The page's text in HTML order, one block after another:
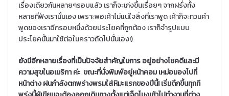
เรื่องเดียวกันหลายๆรอบแล้ว เราก็จะเก่งขึ้นเรื่อยๆ จากฝรั่งทั้ง
หลายที่ฟังเรานั่นเอง เพราะพอเค้าไม่แน่ใจสิ่งที่เราพูด เค้าก็จะทวนคำ
พูดของเราอีกรอบหนึ่งด้วยประโยคที่ถูกต้อง เราก็จำรูปแบบ
ประโยคนั้นมาใช้ต่อในคราวถัดไปนั่นเอง!)
ยังมีอีกหลายเรื่องที่เป็นปัจจัยสำคัญในการ อยู่อย่างโชคดีและมี
ความสุขในอเมริกา ค่ะ ขณะที่นั่งพิมพ์อยู่หน้าคอม เหม่อมองไปที่
หน้าต่าง ฝนกำลังตกพร่างพรมใส่หิมะแรกของปีนี้! เริ่มดึกขึ้นทุกที